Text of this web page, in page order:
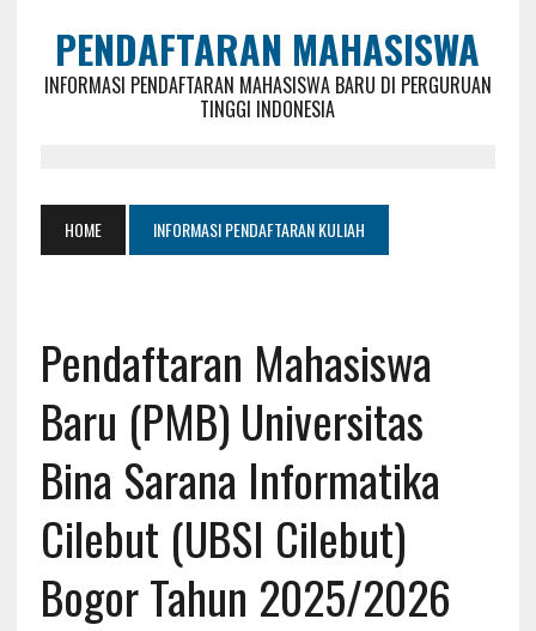
PENDAFTARAN MAHASISWA
INFORMASI PENDAFTARAN MAHASISWA BARU DI PERGURUAN
TINGGI INDONESIA
HOME INFORMASI PENDAFTARAN KULIAH
Pendaftaran Mahasiswa
Baru (PMB) Universitas
Bina Sarana Informatika
Cilebut (UBSI Cilebut)
Bogor Tahun 2025/2026